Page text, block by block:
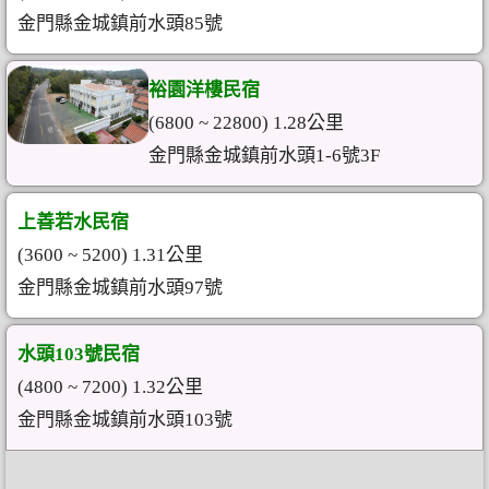
金門縣金城鎮前水頭85號
裕園洋樓民宿
(6800 ~ 22800) 1.28公里
金門縣金城鎮前水頭1-6號3F
上善若水民宿
(3600 ~ 5200) 1.31公里
金門縣金城鎮前水頭97號
水頭103號民宿
(4800 ~ 7200) 1.32公里
金門縣金城鎮前水頭103號